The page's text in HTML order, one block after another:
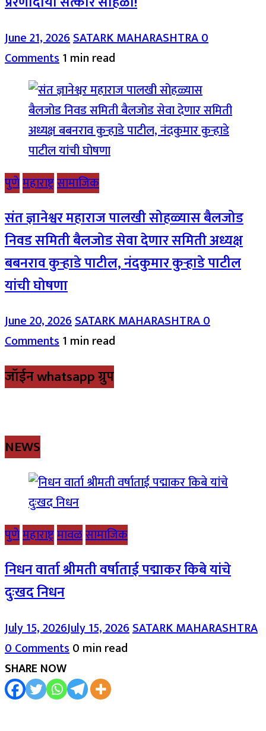
June 21, 2026SATARK MAHARASHTRA0
Comments1 min read
पुणेमहाराष्ट्रसामाजिक
संत ज्ञानेश्वर महाराज पालखी सोहळ्यास बैलजोड
निवड समिती बैलजोड सेवा देणार समिती अध्यक्ष
बबनराव कुऱ्हाडे पाटील, नंदकुमार कुऱ्हाडे पाटील
यांची घोषणा
June 20, 2026SATARK MAHARASHTRA0
Comments1 min read
जॉईन whatsapp ग्रुप
NEWS
पुणेमहाराष्ट्रमावळसामाजिक
निधन वार्ता श्रीमती वर्षाताई पद्माकर किबे यांचे
दुःखद निधन
July 15, 2026July 15, 2026SATARK MAHARASHTRA
0 Comments0 min read
SHARE NOW